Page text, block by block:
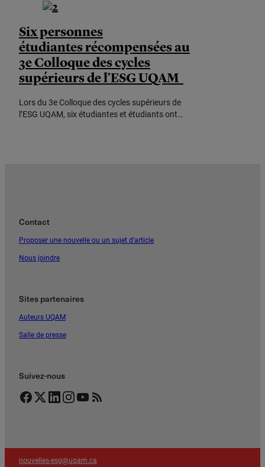
Six personnes
étudiantes récompensées au
3e Colloque des cycles
supérieurs de l’ESG UQAM
Lors du 3e Colloque des cycles supérieurs de
l’ESG UQAM, six étudiantes et étudiants ont…
Contact
Proposer une nouvelle ou un sujet d’article
Nous joindre
Sites partenaires
Auteurs UQAM
Salle de presse
Suivez-nous
Facebook Twitter LinkedIn Instagram YouTube Flux RSS
nouvelles-esg@uqam.ca